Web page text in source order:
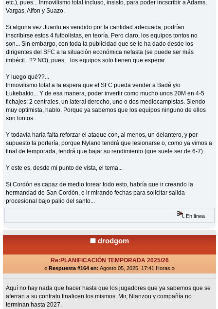
etc.), pues... Inmovilismo total incluso, insisto, para poder incscribir a Adams,
Vargas, Alfon y Suazo.
Si alguna vez Juanlu es vendido por la cantidad adecuada, podrían
inscribirse estos 4 futbolistas, en teoría. Pero claro, los equipos tontos no
son... Sin embargo, con toda la publicidad que se le ha dado desde los
dirigentes del SFC a la situación económica nefasta (se puede ser más
imbécil...?? NO), pues... los equipos solo tienen que esperar.
Y luego qué??...
Inmovilismo total a la espera que el SFC pueda vender a Badé y/o
Lukebakio... Y de esa manera, poder invertir como mucho unos 20M en 4-5
fichajes: 2 centrales, un lateral derecho, uno o dos mediocampistas. Siendo
muy optimista, hablo. Porque ya sabemos que los equipos ninguno de ellos
son tontos...
Y todavía haría falta reforzar el ataque con, al menos, un delantero, y por
supuesto la portería, porque Nyland tendrá que lesionarse o, como ya vimos a
final de temporada, tendrá que bajar su rendimiento (que suele ser de 6-7).
Y este es, desde mi punto de vista, el tema...
Si Cordón es capaz de medio torear todo esto, habría que ir creando la
hermandad de San Cordón, e ir mirando fechas para solicitar salida
procesional bajo palio del santo...
En línea
drodgom
Re:PLANIFICACIÓN TEMPORADA 2025/26
« Respuesta #164 en: Agosto 05, 2025, 17:41 Horas »
Aquí no hay nada que hacer hasta que los jugadores que ya sabemos que se
aferran a su contrato finalicen los mismos. Mir, Nianzou y compañía no
terminan hasta 2027.